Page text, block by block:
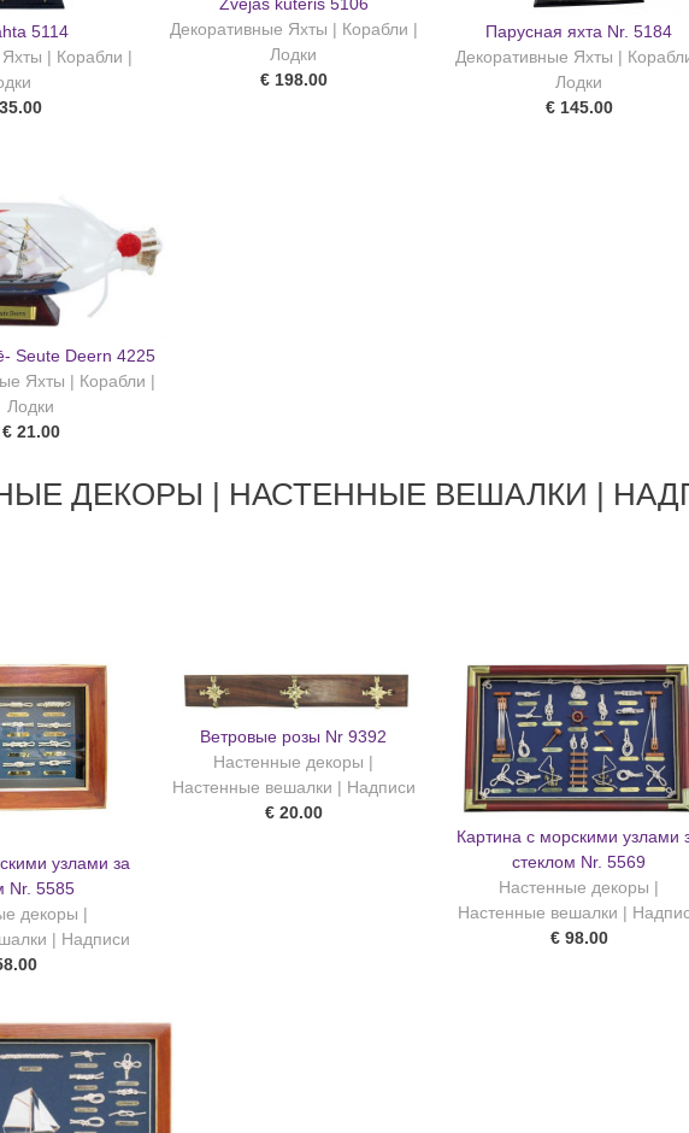
5114
| Корабли |
Zvejas kuteris 5106
Декоративные Яхты | Корабли |
Лодки
€ 198.00
Парусная яхта Nr. 5184
Декоративные Яхты |
Лодки
€ 145.00
Seute Deern 4225
Яхты | Корабли |
Лодки
€ 21.00
ДЕКОРЫ | НАСТЕННЫЕ ВЕШАЛКИ |
узлами за
Nr. 5585
декоры |
| Надписи
Ветровые розы Nr 9392
Настенные декоры |
Настенные вешалки | Надписи
€ 20.00
Картина с морскими узлами
стеклом Nr. 5569
Настенные декоры |
Настенные вешалки |
€ 98.00